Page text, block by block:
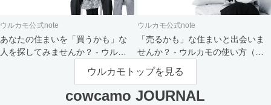
ウルカモ公式note
あなたの住まいを「買うかも」な
人を探してみませんか？ - ウルカ
ウルカモ公式note
「売るかも」な住まいと出会いま
せんか？ - ウルカモの使い方（買
主さま向け）
ウルカモトップを見る
cowcamo JOURNAL